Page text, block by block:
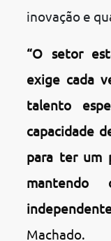
inovação e
“O setor
exige cada
talento
capacidade
para ter um
mantendo
Machado.